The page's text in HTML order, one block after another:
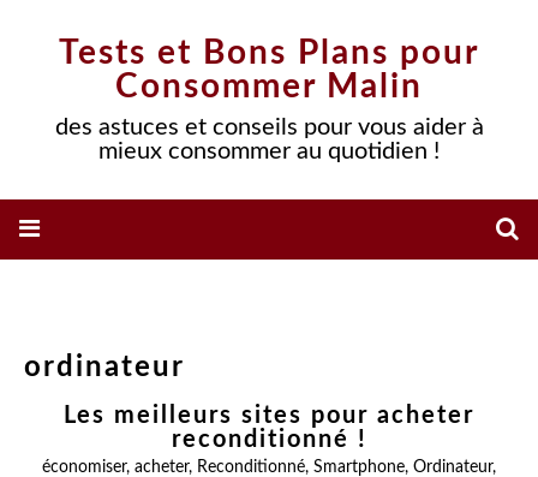
Tests et Bons Plans pour
Consommer Malin
des astuces et conseils pour vous aider à
mieux consommer au quotidien !
ordinateur
Les meilleurs sites pour acheter
reconditionné !
économiser, acheter, Reconditionné, Smartphone, Ordinateur,